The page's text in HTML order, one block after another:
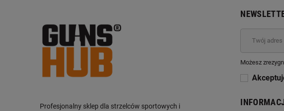
Profesjonalny sklep dla strzelców sportowych i
Możesz